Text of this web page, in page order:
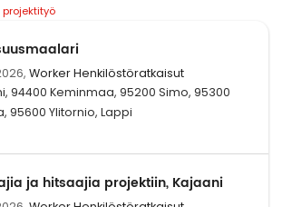
Worker Henkilöstöratkaisut
94400 Keminmaa, 95200 Simo, 95300
95600 Ylitornio, Lappi
ja hitsaajia projektiin, Kajaani